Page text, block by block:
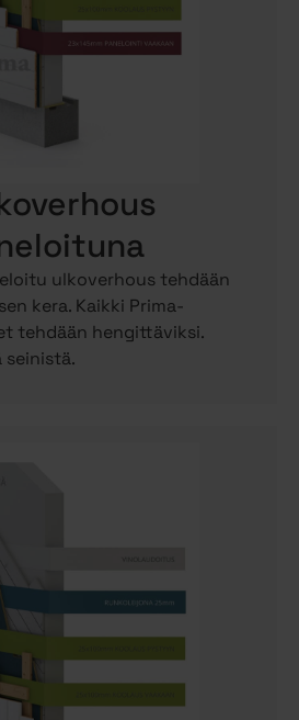
ulkoverhous tehdään
kera. Kaikki Prima-
tehdään hengittäviksi.
seinistä.